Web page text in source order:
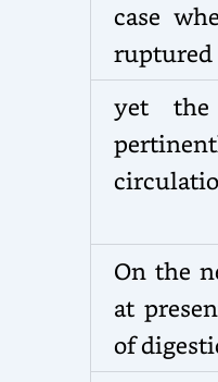
case
ruptured
yet
On the
at
of